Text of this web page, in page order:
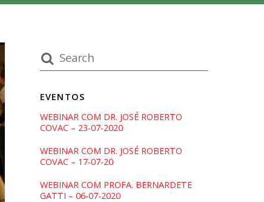
EVENTOS
WEBINAR COM DR. JOSÉ ROBERTO
COVAC – 23-07-2020
WEBINAR COM DR. JOSÉ ROBERTO
COVAC – 17-07-20
WEBINAR COM PROFA. BERNARDETE
GATTI – 06-07-2020